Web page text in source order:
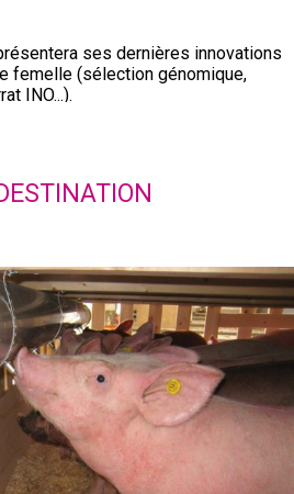
ses dernières innovations
femelle (sélection génomique,
INO...).